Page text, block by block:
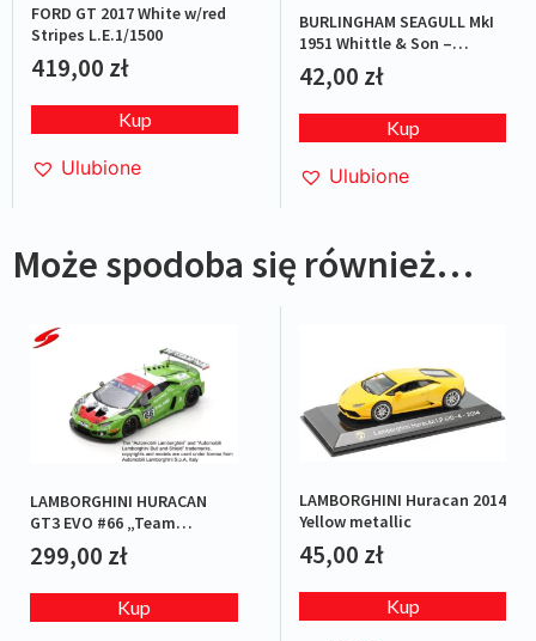
FORD GT 2017 White w/red
Stripes L.E.1/1500
419,00 zł
Kup
Ulubione
BURLINGHAM SEAGULL MkI
1951 Whittle & Son –
Red/Blue
42,00 zł
Kup
Ulubione
Może spodoba się również…
LAMBORGHINI HURACAN
GT3 EVO #66 „Team
Poland” GT CUP Vallelunga
2019
299,00 zł
Kup
LAMBORGHINI Huracan 2014
Yellow metallic
45,00 zł
Kup